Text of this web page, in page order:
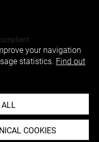
your navigation
statistics. Find out
ALL
COOKIES